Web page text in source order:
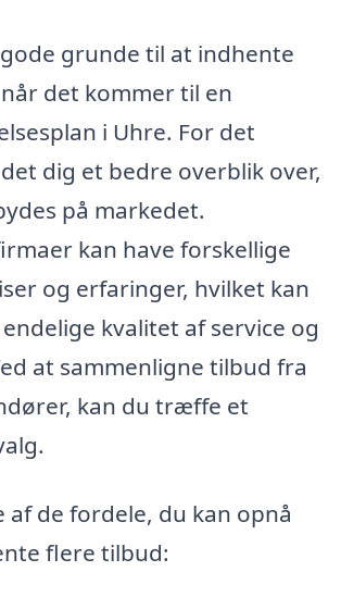
grunde til at indhente
det kommer til en
i Uhre. For det
dig et bedre overblik over,
på markedet.
kan have forskellige
og erfaringer, hvilket kan
kvalitet af service og
at sammenligne tilbud fra
kan du træffe et
af de fordele, du kan opnå
flere tilbud: